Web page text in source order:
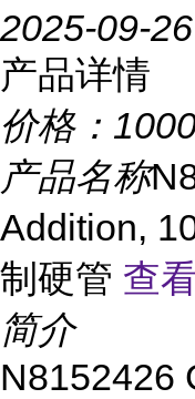
2025-09-26
产品详情
价格：
产品名称
Addition,
制硬管 查
简介
N8152426